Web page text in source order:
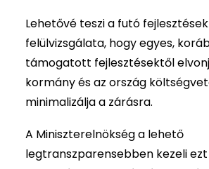
Lehetővé teszi a futó
felülvizsgálata, hogy egyes,
támogatott fejlesztésektől
kormány és az ország
minimalizálja a zárásra.
A Miniszterelnökség a lehető
legtranszparensebben kezeli